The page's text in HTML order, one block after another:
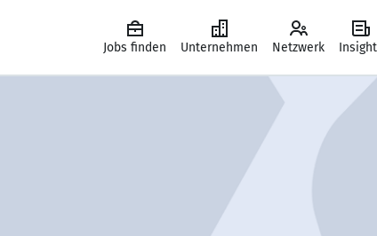
Jobs finden Unternehmen Netzwerk